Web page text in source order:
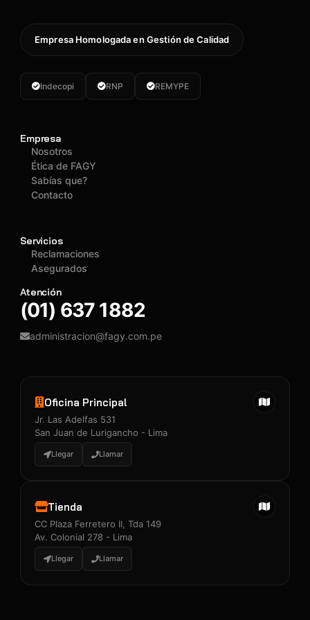
Empresa Homologada en Gestión de Calidad
Indecopi RNP REMYPE
Empresa
Nosotros
Ética de FAGY
Sabías que?
Contacto
Servicios
Reclamaciones
Asegurados
Atención
(01) 637 1882
administracion@fagy.com.pe
Oficina Principal
Jr. Las Adelfas 531
San Juan de Lurigancho - Lima
Llegar Llamar
Tienda
CC Plaza Ferretero II, Tda 149
Av. Colonial 278 - Lima
Llegar Llamar